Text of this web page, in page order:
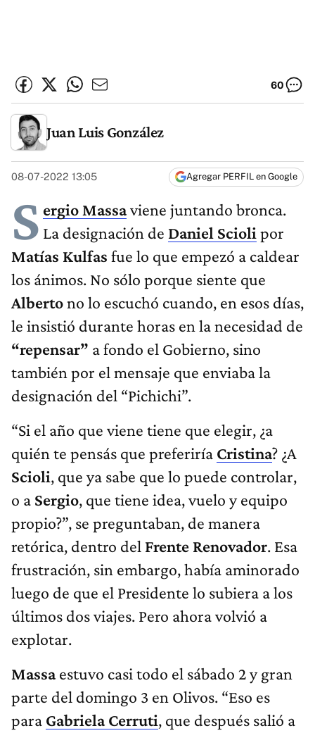
60
Juan Luis González
08-07-2022 13:05 Agregar PERFIL en Google
S ergio Massaviene juntando bronca.
La designación de Daniel Scioli por
Matías Kulfas fue lo que empezó a caldear
los ánimos. No sólo porque siente que
Albertono lo escuchó cuando, en esos días,
le insistió durante horas en la necesidad de
“repensar” a fondo el Gobierno, sino
también por el mensaje que enviaba la
designación del “Pichichi”.
“Si el año que viene tiene que elegir, ¿a
quién te pensás que preferiría Cristina? ¿A
Scioli, que ya sabe que lo puede controlar,
o a Sergio, que tiene idea, vuelo y equipo
propio?”, se preguntaban, de manera
retórica, dentro del Frente Renovador. Esa
frustración, sin embargo, había aminorado
luego de que el Presidente lo subiera a los
últimos dos viajes. Pero ahora volvió a
explotar.
Massaestuvo casi todo el sábado 2 y gran
parte del domingo 3 en Olivos. “Eso es
para Gabriela Cerruti, que después salió a